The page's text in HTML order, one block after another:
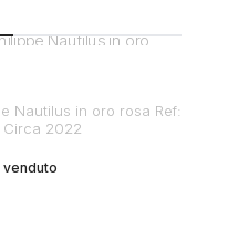
Nautilus in oro rosa Ref:
Circa 2022